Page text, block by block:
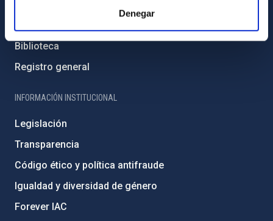
Denegar
Biblioteca
Registro general
INFORMACIÓN INSTITUCIONAL
Legislación
Transparencia
Código ético y política antifraude
Igualdad y diversidad de género
Forever IAC